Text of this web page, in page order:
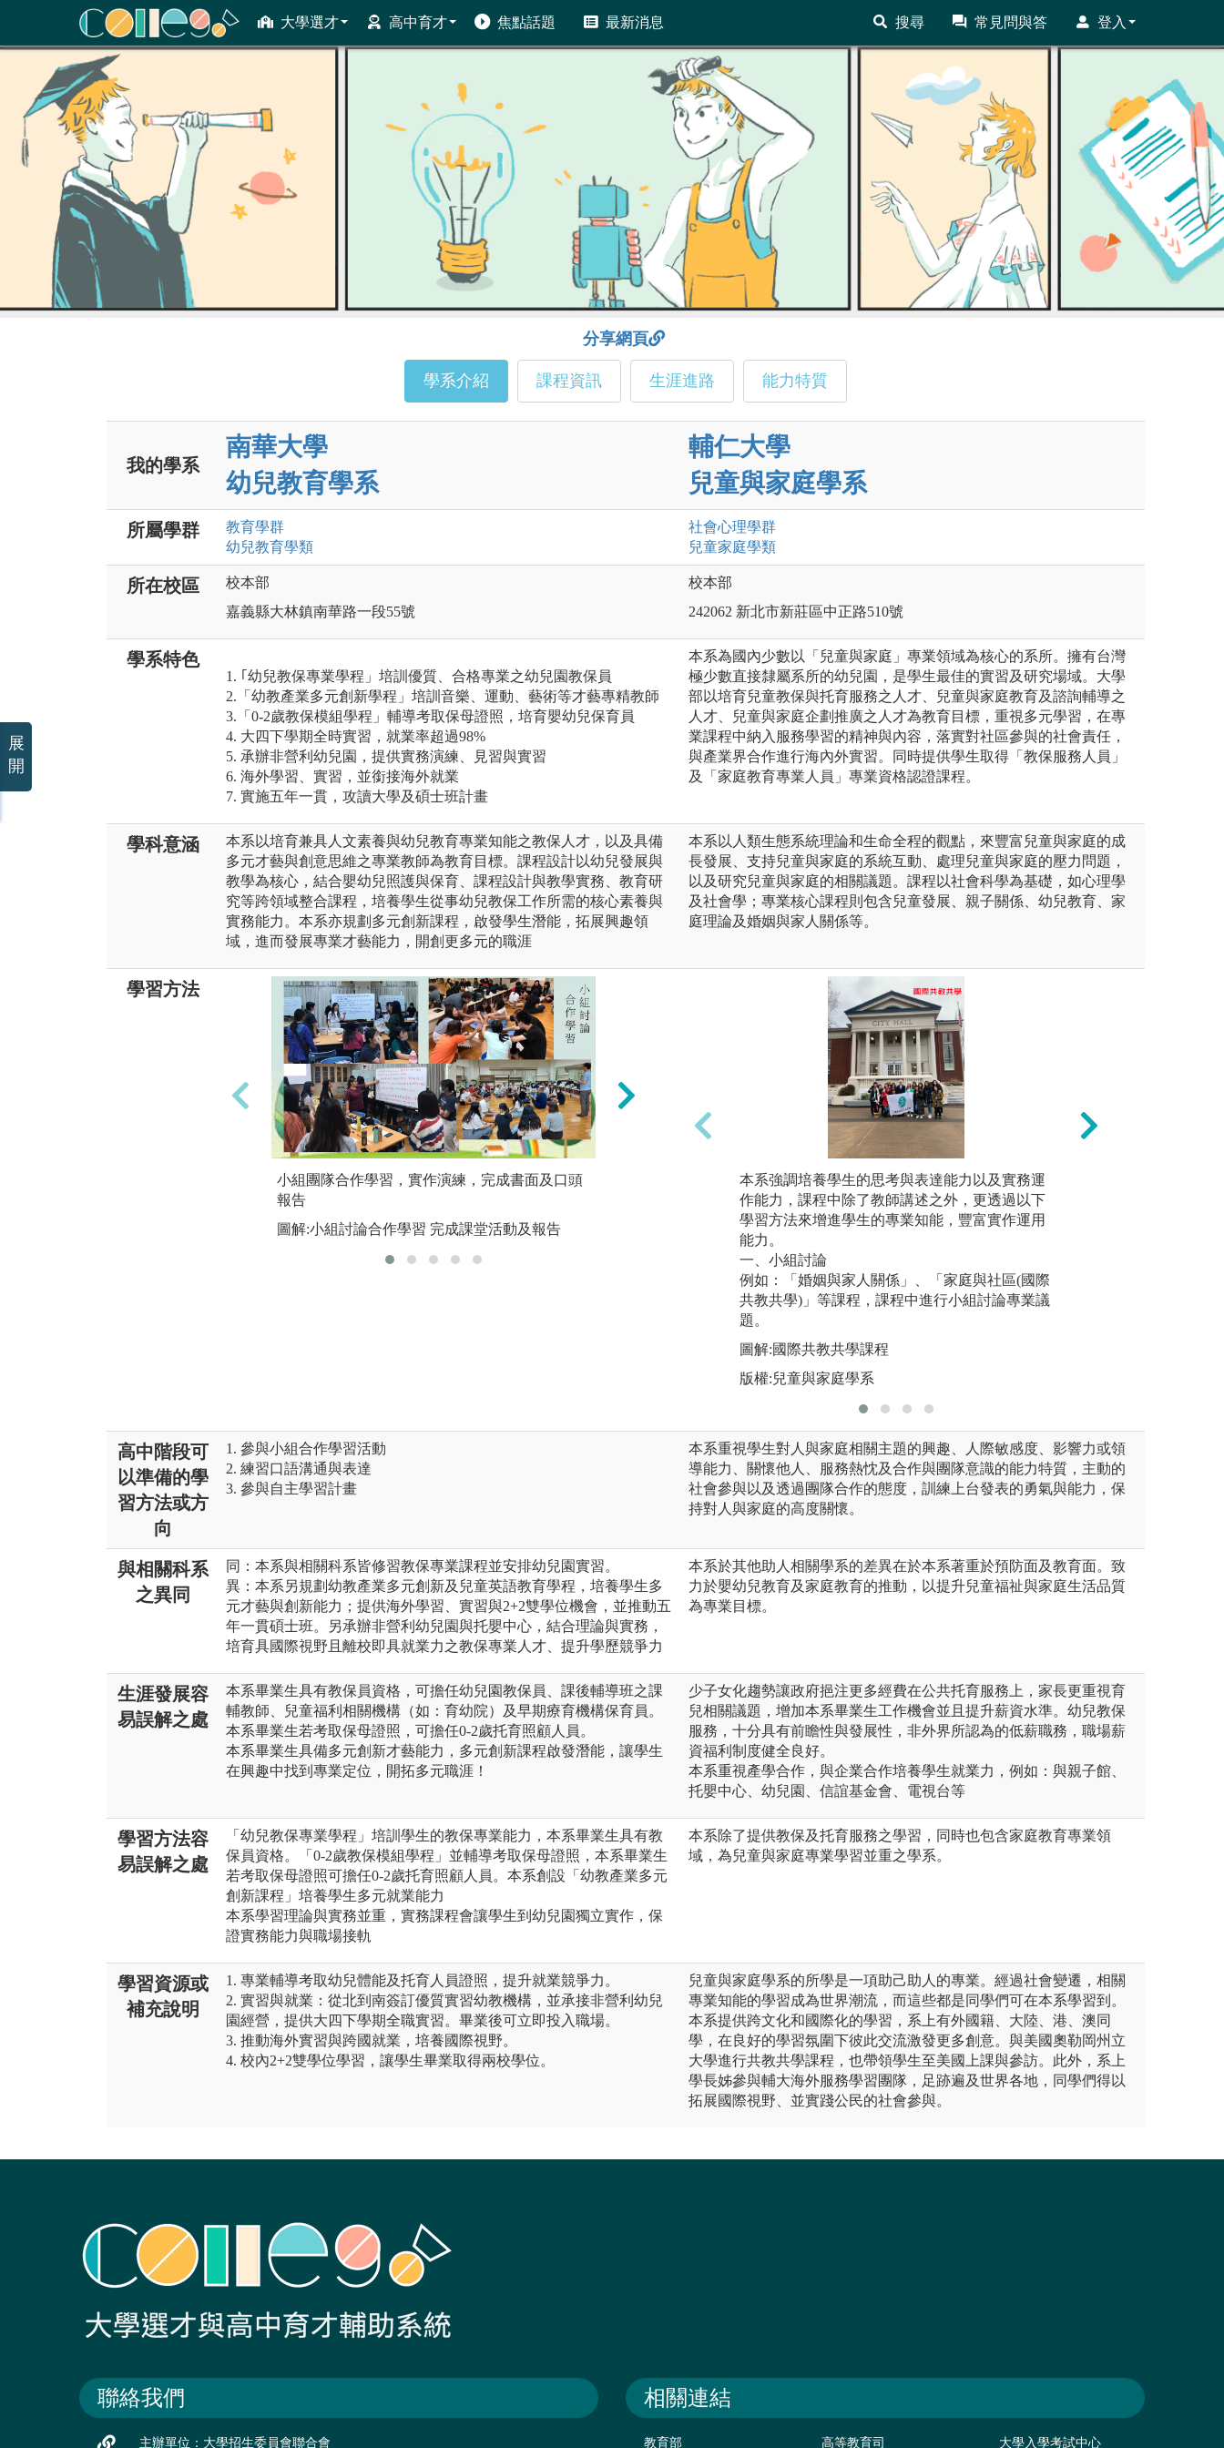
大學選才 高中育才 焦點話題 最新消息 搜尋 常見問與答 登入
ColleGo! 大學選才與高中育才輔助系統
分享網頁
學系介紹 課程資訊 生涯進路 能力特質
我的學系
南華大學
幼兒教育學系
輔仁大學
兒童與家庭學系
所屬學群 教育學群
幼兒教育學類
社會心理學群
兒童家庭學類
所在校區
校本部
嘉義縣大林鎮南華路一段55號
校本部
242062 新北市新莊區中正路510號
學系特色
1. ｢幼兒教保專業學程」培訓優質、合格專業之幼兒園教保員
2.「幼教產業多元創新學程」培訓音樂、運動、藝術等才藝專精教師
3.「0-2歲教保模組學程」輔導考取保母證照，培育嬰幼兒保育員
4. 大四下學期全時實習，就業率超過98%
5. 承辦非營利幼兒園，提供實務演練、見習與實習
6. 海外學習、實習，並銜接海外就業
7. 實施五年一貫，攻讀大學及碩士班計畫
本系為國內少數以「兒童與家庭」專業領域為核心的系所。擁有台灣
極少數直接隸屬系所的幼兒園，是學生最佳的實習及研究場域。大學
部以培育兒童教保與托育服務之人才、兒童與家庭教育及諮詢輔導之
人才、兒童與家庭企劃推廣之人才為教育目標，重視多元學習，在專
業課程中納入服務學習的精神與內容，落實對社區參與的社會責任，
與產業界合作進行海內外實習。同時提供學生取得「教保服務人員」
及「家庭教育專業人員」專業資格認證課程。
學科意涵
本系以培育兼具人文素養與幼兒教育專業知能之教保人才，以及具備
多元才藝與創意思維之專業教師為教育目標。課程設計以幼兒發展與
教學為核心，結合嬰幼兒照護與保育、課程設計與教學實務、教育研
究等跨領域整合課程，培養學生從事幼兒教保工作所需的核心素養與
實務能力。本系亦規劃多元創新課程，啟發學生潛能，拓展興趣領
域，進而發展專業才藝能力，開創更多元的職涯
本系以人類生態系統理論和生命全程的觀點，來豐富兒童與家庭的成
長發展、支持兒童與家庭的系統互動、處理兒童與家庭的壓力問題，
以及研究兒童與家庭的相關議題。課程以社會科學為基礎，如心理學
及社會學；專業核心課程則包含兒童發展、親子關係、幼兒教育、家
庭理論及婚姻與家人關係等。
學習方法
小組團隊合作學習，實作演練，完成書面及口頭
報告
圖解:小組討論合作學習 完成課堂活動及報告
嬰幼兒行為觀察及嬰幼兒照護與教保工作實務操
圖解:到幼兒園試教帶動小朋友活動
本系強調培養學生的思考與表達能力以及實務運
作能力，課程中除了教師講述之外，更透過以下
學習方法來增進學生的專業知能，豐富實作運用
能力。
一、小組討論
例如：「婚姻與家人關係」、「家庭與社區(國際
共教共學)」等課程，課程中進行小組討論專業議
題。
圖解:國際共教共學課程
版權:兒童與家庭學系
高中階段可
以準備的學
習方法或方
向
1. 參與小組合作學習活動
2. 練習口語溝通與表達
3. 參與自主學習計畫
本系重視學生對人與家庭相關主題的興趣、人際敏感度、影響力或領
導能力、關懷他人、服務熱忱及合作與團隊意識的能力特質，主動的
社會參與以及透過團隊合作的態度，訓練上台發表的勇氣與能力，保
持對人與家庭的高度關懷。
與相關科系
之異同
同：本系與相關科系皆修習教保專業課程並安排幼兒園實習。
異：本系另規劃幼教產業多元創新及兒童英語教育學程，培養學生多
元才藝與創新能力；提供海外學習、實習與2+2雙學位機會，並推動五
年一貫碩士班。另承辦非營利幼兒園與托嬰中心，結合理論與實務，
培育具國際視野且離校即具就業力之教保專業人才、提升學歷競爭力
本系於其他助人相關學系的差異在於本系著重於預防面及教育面。致
力於嬰幼兒教育及家庭教育的推動，以提升兒童福祉與家庭生活品質
為專業目標。
生涯發展容
易誤解之處
本系畢業生具有教保員資格，可擔任幼兒園教保員、課後輔導班之課
輔教師、兒童福利相關機構（如：育幼院）及早期療育機構保育員。
本系畢業生若考取保母證照，可擔任0-2歲托育照顧人員。
本系畢業生具備多元創新才藝能力，多元創新課程啟發潛能，讓學生
在興趣中找到專業定位，開拓多元職涯！
少子女化趨勢讓政府挹注更多經費在公共托育服務上，家長更重視育
兒相關議題，增加本系畢業生工作機會並且提升薪資水準。幼兒教保
服務，十分具有前瞻性與發展性，非外界所認為的低薪職務，職場薪
資福利制度健全良好。
本系重視產學合作，與企業合作培養學生就業力，例如：與親子館、
托嬰中心、幼兒園、信誼基金會、電視台等
學習方法容
易誤解之處
「幼兒教保專業學程」培訓學生的教保專業能力，本系畢業生具有教
保員資格。「0-2歲教保模組學程」並輔導考取保母證照，本系畢業生
若考取保母證照可擔任0-2歲托育照顧人員。本系創設「幼教產業多元
創新課程」培養學生多元就業能力
本系學習理論與實務並重，實務課程會讓學生到幼兒園獨立實作，保
證實務能力與職場接軌
本系除了提供教保及托育服務之學習，同時也包含家庭教育專業領
域，為兒童與家庭專業學習並重之學系。
學習資源或
補充說明
1. 專業輔導考取幼兒體能及托育人員證照，提升就業競爭力。
2. 實習與就業：從北到南簽訂優質實習幼教機構，並承接非營利幼兒
園經營，提供大四下學期全職實習。畢業後可立即投入職場。
3. 推動海外實習與跨國就業，培養國際視野。
4. 校內2+2雙學位學習，讓學生畢業取得兩校學位。
兒童與家庭學系的所學是一項助己助人的專業。經過社會變遷，相關
專業知能的學習成為世界潮流，而這些都是同學們可在本系學習到。
本系提供跨文化和國際化的學習，系上有外國籍、大陸、港、澳同
學，在良好的學習氛圍下彼此交流激發更多創意。與美國奧勒岡州立
大學進行共教共學課程，也帶領學生至美國上課與參訪。此外，系上
學長姊參與輔大海外服務學習團隊，足跡遍及世界各地，同學們得以
拓展國際視野、並實踐公民的社會參與。
聯絡我們
主辦單位：大學招生委員會聯合會
相關連結
教育部 高等教育司 大學入學考試中心
展
開